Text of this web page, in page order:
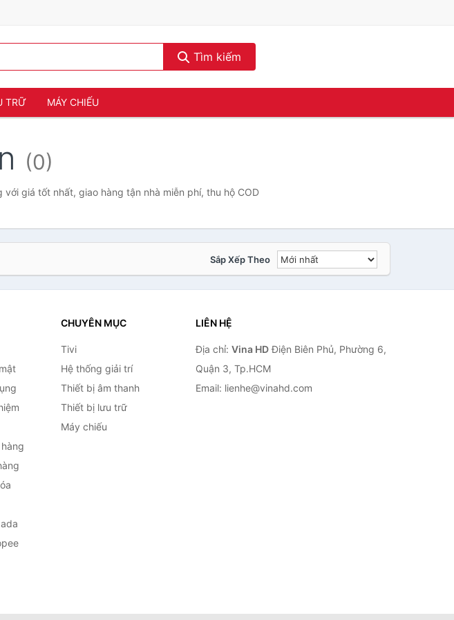
Tìm kiếm
TRỮ MÁY CHIẾU
(0)
giá tốt nhất, giao hàng tận nhà miễn phí, thu hộ COD
Sắp Xếp Theo
CHUYÊN MỤC
Tivi
Hệ thống giải trí
Thiết bị âm thanh
Thiết bị lưu trữ
Máy chiếu
LIÊN HỆ
Địa chỉ: Vina HDĐiện Biên Phủ, Phường 6,
Quận 3, Tp.HCM
Email: lienhe@vinahd.com